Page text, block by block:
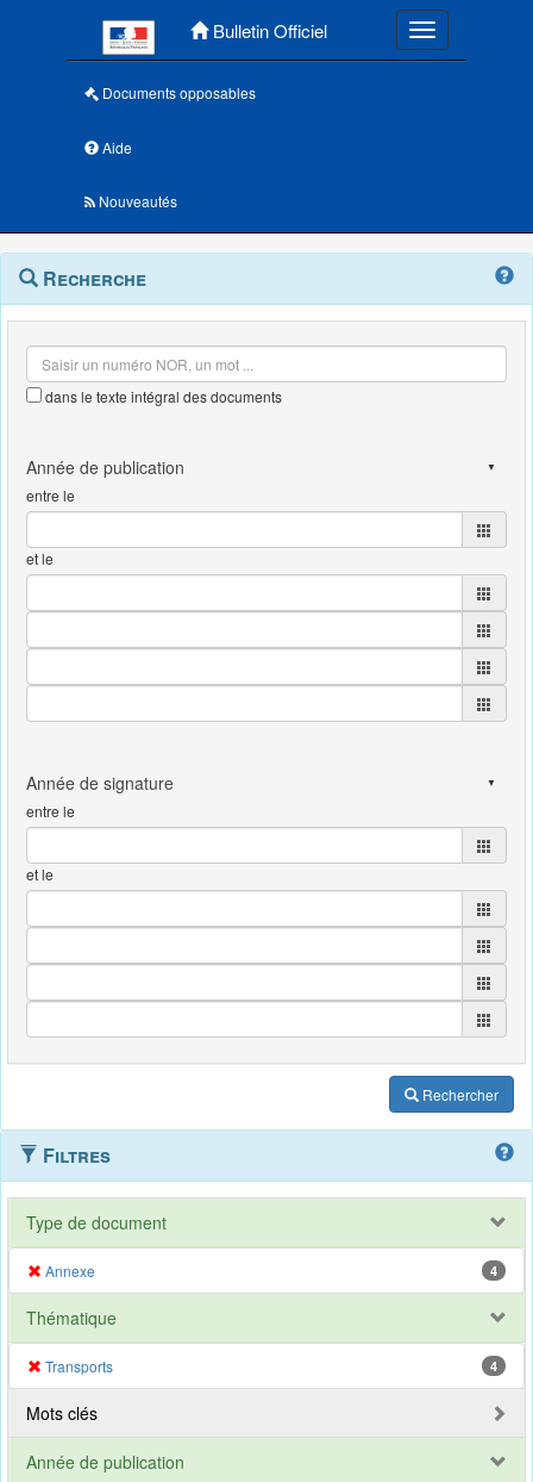
Bulletin Officiel Toggle
Documents opposables
Aide
Nouveautés
Navigation
outils
Menu
contextuel
Recherche
dans le texte intégral des documents
entre le
et le
entre le
et le
Rechercher
Filtres
Type de document
Annexe 4
Thématique
Transports 4
Mots clés
Année de publication